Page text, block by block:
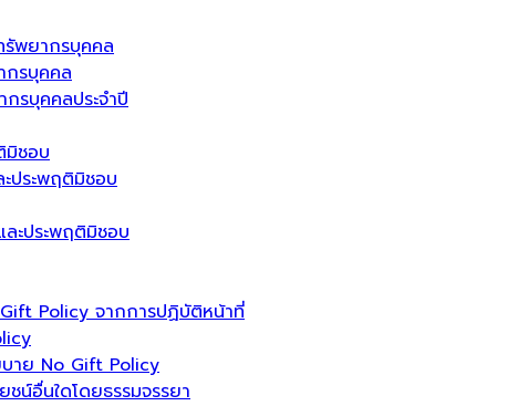
รัพยากรบุคคล
กรบุคคล
รบุคคลประจำปี
มิชอบ
ประพฤติมิชอบ
ละประพฤติมิชอบ
Policy จากการปฏิบัติหน้าที่
บาย No Gift Policy
ชน์อื่นใดโดยธรรมจรรยา